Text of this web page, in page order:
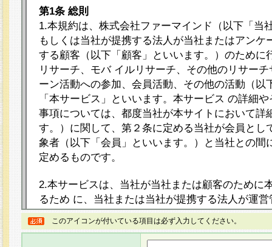
第1条 総則
1.本規約は、株式会社ファーマインド（以下「当
もしくは当社が提携する法人が当社またはアンケ
する顧客（以下「顧客」といいます。）のために
リサーチ、モバ イルリサーチ、その他のリサー
ーン活動への参加、会員活動、その他の活動（以
「本サービス」といいます。本サービス の詳細
事項については、都度当社が本サイトにおいて詳
す。）に関して、第２条に定める当社が会員とし
象者（以下「会員」といいます。）と当社との間
定めるものです。
2.本サービスは、当社が当社または顧客のために
るため に、当社または当社が提携する法人が運
ト（以下「本サイト」といいます。）上に本サー
ージを設け、会員がアンケー ト調査に回答する
し、その結果を当社が集計・分析その他の利用を
このアイコンが付いている項目は必ず入力してください。